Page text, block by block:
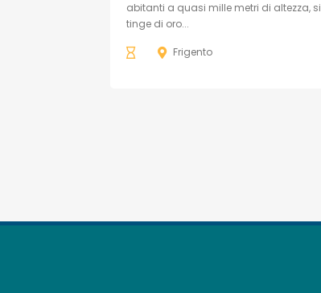
abitanti a quasi mille metri di altezza, si
tinge di oro...
Frigento